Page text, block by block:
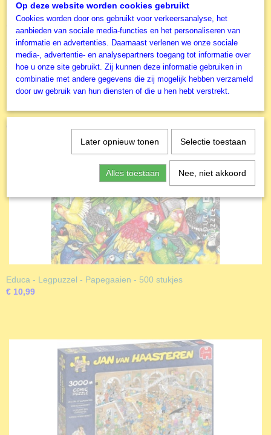
EAN code
8412668195677
Productcode leverancier
Educa
Formaat gelegde puzzel
120x85 cm
3000 stukjes - Planisfeer
Educa Legpuzzel
Ook interessant
Educa - Legpuzzel - Papegaaien - 500 stukjes
€ 10,99
Op deze website worden cookies gebruikt
Cookies worden door ons gebruikt voor verkeersanalyse, het
aanbieden van sociale media-functies en het personaliseren van
informatie en advertenties. Daarnaast verlenen we onze sociale
media-, advertentie- en analysepartners toegang tot informatie over
hoe u onze site gebruikt. Zij kunnen deze informatie gebruiken in
combinatie met andere gegevens die zij mogelijk hebben verzameld
door uw gebruik van hun diensten of die u hen hebt verstrekt.
Later opnieuw tonen Selectie toestaan
Alles toestaan Nee, niet akkoord